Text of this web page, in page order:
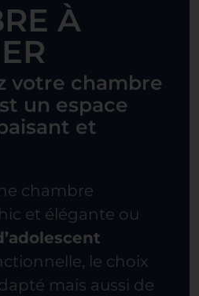
À
votre chambre
un espace
et
chambre
et élégante ou
le choix
mais aussi de